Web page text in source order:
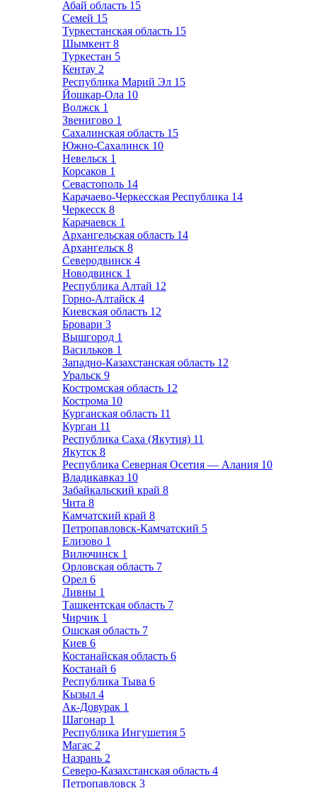
Абай область 15
Семей 15
Туркестанская область 15
Шымкент 8
Туркестан 5
Кентау 2
Республика Марий Эл 15
Йошкар-Ола 10
Волжск 1
Звенигово 1
Сахалинская область 15
Южно-Сахалинск 10
Невельск 1
Корсаков 1
Севастополь 14
Карачаево-Черкесская Республика 14
Черкесск 8
Карачаевск 1
Архангельская область 14
Архангельск 8
Северодвинск 4
Новодвинск 1
Республика Алтай 12
Горно-Алтайск 4
Киевская область 12
Бровари 3
Вышгород 1
Васильков 1
Западно-Казахстанская область 12
Уральск 9
Костромская область 12
Кострома 10
Курганская область 11
Курган 11
Республика Саха (Якутия) 11
Якутск 8
Республика Северная Осетия — Алания 10
Владикавказ 10
Забайкальский край 8
Чита 8
Камчатский край 8
Петропавловск-Камчатский 5
Елизово 1
Вилючинск 1
Орловская область 7
Орел 6
Ливны 1
Ташкентская область 7
Чирчик 1
Ошская область 7
Киев 6
Костанайская область 6
Костанай 6
Республика Тыва 6
Кызыл 4
Ак-Довурак 1
Шагонар 1
Республика Ингушетия 5
Магас 2
Назрань 2
Северо-Казахстанская область 4
Петропавловск 3